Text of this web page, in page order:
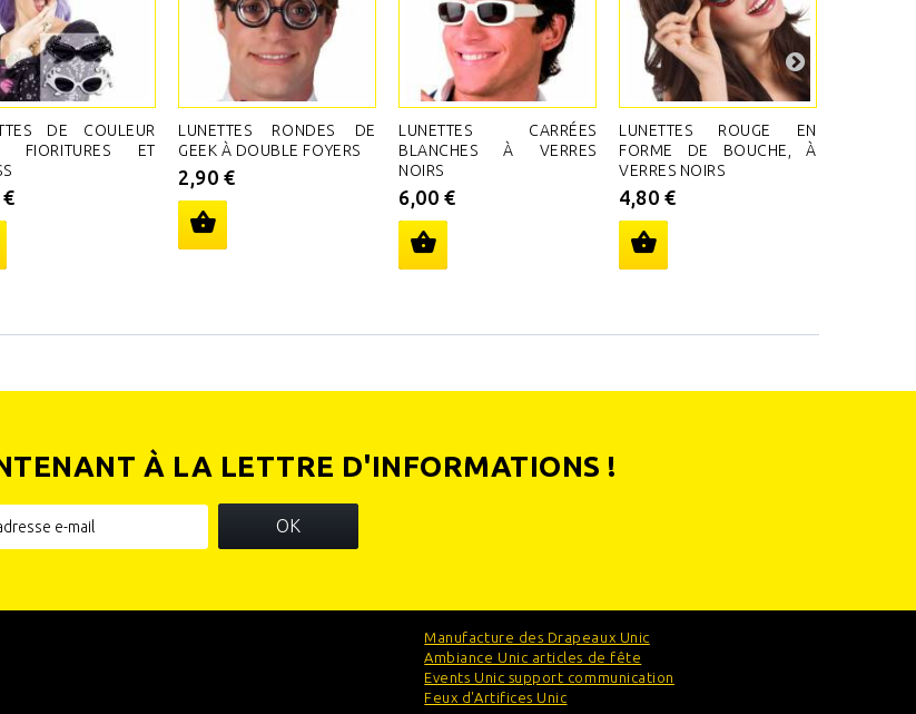
DE COULEUR
FIORITURES ET
LUNETTES RONDES DE
GEEK À DOUBLE FOYERS
2,90 €
LUNETTES CARRÉES
BLANCHES À VERRES
NOIRS
6,00 €
LUNETTES ROUGE EN
FORME DE BOUCHE, À
VERRES NOIRS
4,80 €
À LA LETTRE D'INFORMATIONS !
OK
Manufacture des Drapeaux Unic
Ambiance Unic articles de fête
Events Unic support communication
Feux d'Artifices Unic